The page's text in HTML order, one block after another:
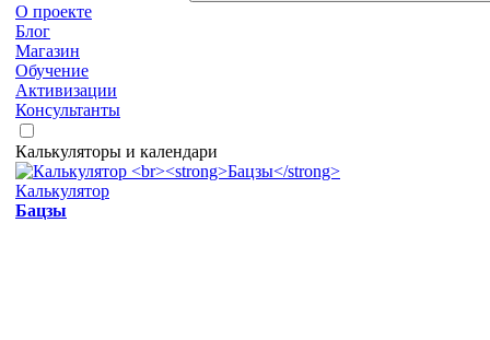
О проекте
Блог
Магазин
Обучение
Активизации
Консультанты
Калькуляторы и календари
Калькулятор
Бацзы